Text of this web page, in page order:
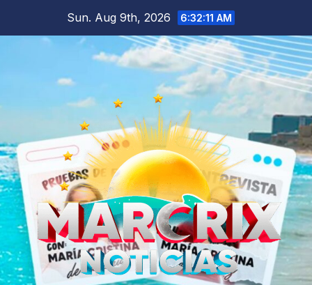
Sun. Aug 9th, 2026 6:32:12 AM